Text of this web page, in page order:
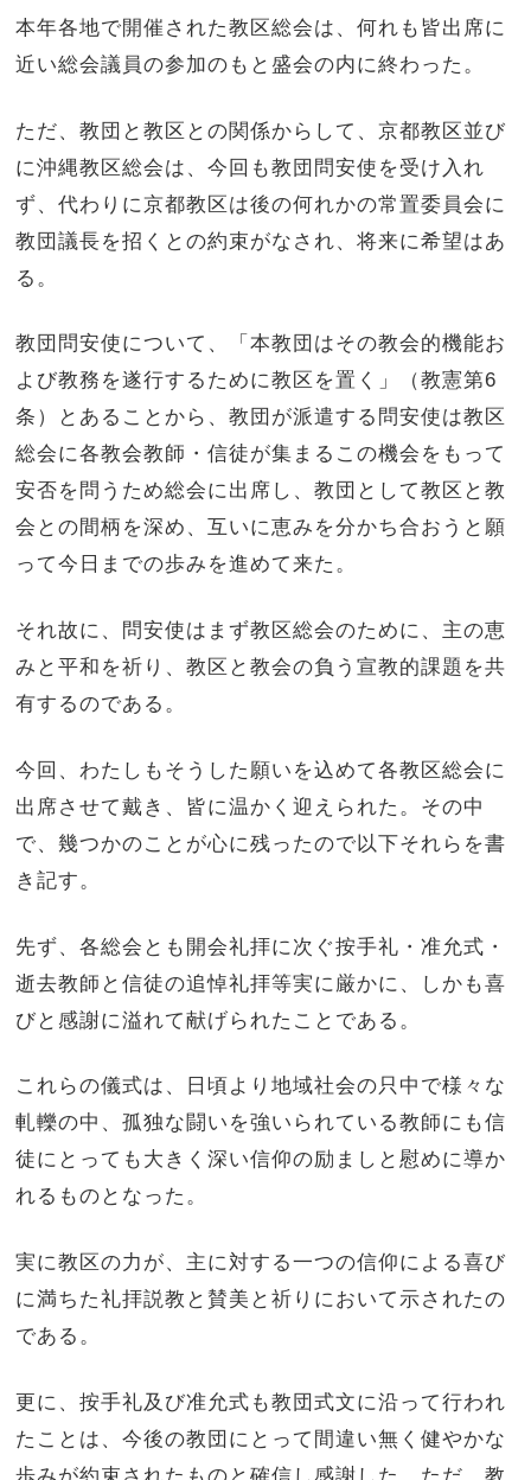
本年各地で開催された教区総会は、何れも皆出席に
近い総会議員の参加のもと盛会の内に終わった。
ただ、教団と教区との関係からして、京都教区並び
に沖縄教区総会は、今回も教団問安使を受け入れ
ず、代わりに京都教区は後の何れかの常置委員会に
教団議長を招くとの約束がなされ、将来に希望はあ
る。
教団問安使について、「本教団はその教会的機能お
よび教務を遂行するために教区を置く」（教憲第6
条）とあることから、教団が派遣する問安使は教区
総会に各教会教師・信徒が集まるこの機会をもって
安否を問うため総会に出席し、教団として教区と教
会との間柄を深め、互いに恵みを分かち合おうと願
って今日までの歩みを進めて来た。
それ故に、問安使はまず教区総会のために、主の恵
みと平和を祈り、教区と教会の負う宣教的課題を共
有するのである。
今回、わたしもそうした願いを込めて各教区総会に
出席させて戴き、皆に温かく迎えられた。その中
で、幾つかのことが心に残ったので以下それらを書
き記す。
先ず、各総会とも開会礼拝に次ぐ按手礼・准允式・
逝去教師と信徒の追悼礼拝等実に厳かに、しかも喜
びと感謝に溢れて献げられたことである。
これらの儀式は、日頃より地域社会の只中で様々な
軋轢の中、孤独な闘いを強いられている教師にも信
徒にとっても大きく深い信仰の励ましと慰めに導か
れるものとなった。
実に教区の力が、主に対する一つの信仰による喜び
に満ちた礼拝説教と賛美と祈りにおいて示されたの
である。
更に、按手礼及び准允式も教団式文に沿って行われ
たことは、今後の教団にとって間違い無く健やかな
歩みが約束されたものと確信し感謝した。ただ、教